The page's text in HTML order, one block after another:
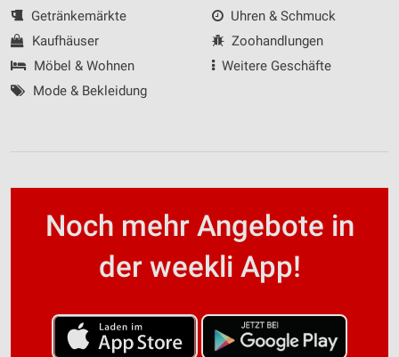
Getränkemärkte
Kaufhäuser
Möbel & Wohnen
Mode & Bekleidung
Uhren & Schmuck
Zoohandlungen
Weitere Geschäfte
Noch mehr Angebote in
der weekli App!